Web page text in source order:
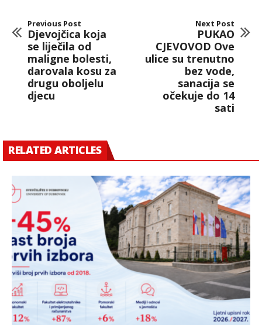
Previous Post
Djevojčica koja
se liječila od
maligne bolesti,
darovala kosu za
drugu oboljelu
djecu
Next Post
PUKAO
CJEVOVOD Ove
ulice su trenutno
bez vode,
sanacija se
očekuje do 14
sati
RELATED ARTICLES